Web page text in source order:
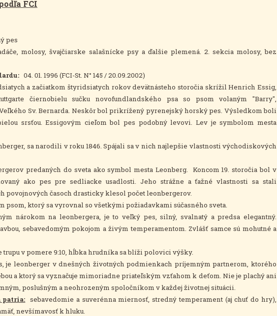
FCI
pes
molosy, švajčiarske salašnícke psy a ďalšie plemená. 2. sekcia molosy, bez
04. 01. 1996 (FCI-St. N° 145 / 20.09.2002)
a začiatkom štyridsiatych rokov devätnásteho storočia skrížil Henrich Essig,
čiernobielu sučku novofundlandského psa so psom volaným "Barry",
Sv. Bernarda. Neskôr bol prikrížený pyrenejský horský pes. Výsledkom boli
srsťou. Essigovým cieľom bol pes podobný levovi. Lev je symbolom mesta
sa narodili v roku 1846. Spájali sa v nich najlepšie vlastnosti východiskových
predaných do sveta ako symbol mesta Leonberg. Koncom 19. storočia bol v
ako pes pre sedliacke usadlosti. Jeho strážne a ťažné vlastnosti sa stali
povojnových časoch drasticky klesol počet leonbergerov.
ktorý sa vyrovnal so všetkými požiadavkami súčasného sveta.
nárokom na leonbergera, je to veľký pes, silný, svalnatý a predsa elegantný.
sebavedomým pokojom a živým temperamentom. Zvlášť samce sú mohutné a
v pomere 9:10, hĺbka hrudníka sa blíži polovici výšky.
je leonberger v dnešných životných podmienkach príjemným partnerom, ktorého
a ktorý sa vyznačuje mimoriadne priateľským vzťahom k deťom. Nie je plachý ani
poslušným a neohrozeným spoločníkom v každej životnej situácii.
patria: sebavedomie a suverénna miernosť, stredný temperament (aj chuť do hry),
nevšímavosť k hluku.